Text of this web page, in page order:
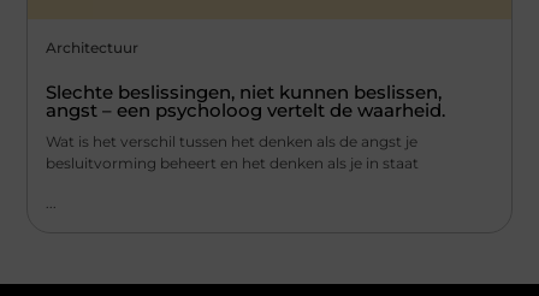
Architectuur
Slechte beslissingen, niet kunnen beslissen,
angst – een psycholoog vertelt de waarheid.
Wat is het verschil tussen het denken als de angst je
besluitvorming beheert en het denken als je in staat